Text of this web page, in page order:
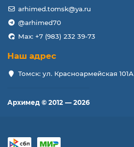
arhimed.tomsk@ya.ru
@arhimed70
Max: +7 (983) 232 39-73
Наш адрес
Томск: ул. Красноармейская 101А
Архимед © 2012 — 2026